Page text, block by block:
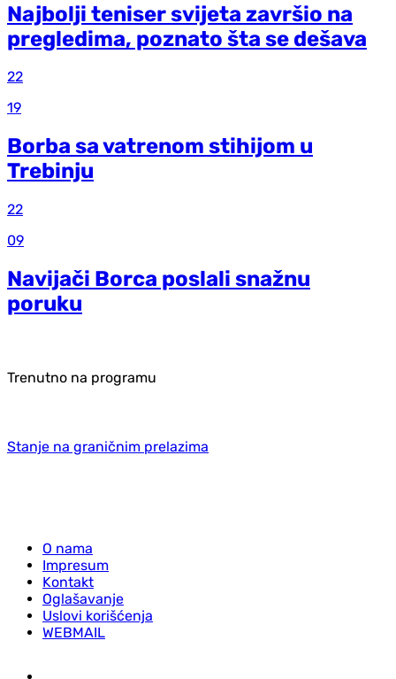
Najbolji teniser svijeta završio na
pregledima, poznato šta se dešava
22
19
Borba sa vatrenom stihijom u
Trebinju
22
09
Navijači Borca poslali snažnu
poruku
Trenutno na programu
Stanje na graničnim prelazima
O nama
Impresum
Kontakt
Oglašavanje
Uslovi korišćenja
WEBMAIL